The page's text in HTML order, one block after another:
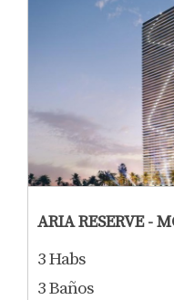
ARIA RESERVE -
3 Habs
3 Baños